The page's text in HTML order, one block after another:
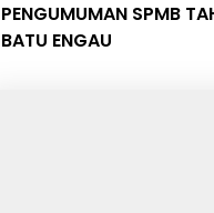
PENGUMUMAN SPMB
BATU ENGAU